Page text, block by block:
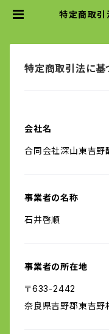
特定商取引
特定商取引法に基
会社名
合同会社深山東吉野
事業者の名称
石井啓順
事業者の所在地
〒633-2442
奈良県吉野郡東吉野